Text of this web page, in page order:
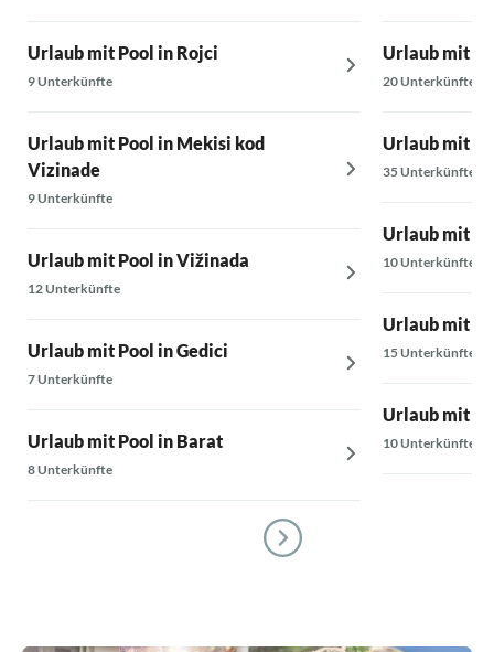
Urlaub mit Pool in Rojci
9 Unterkünfte
Urlaub mit Pool in Mekisi kod
Vizinade
9 Unterkünfte
Urlaub mit Pool in Vižinada
12 Unterkünfte
Urlaub mit Pool in Gedici
7 Unterkünfte
Urlaub mit Pool in Barat
8 Unterkünfte
Urlaub mit
20 Unterkünfte
Urlaub mit
35 Unterkünfte
Urlaub mit
10 Unterkünfte
Urlaub mit
15 Unterkünfte
Urlaub mit
10 Unterkünfte